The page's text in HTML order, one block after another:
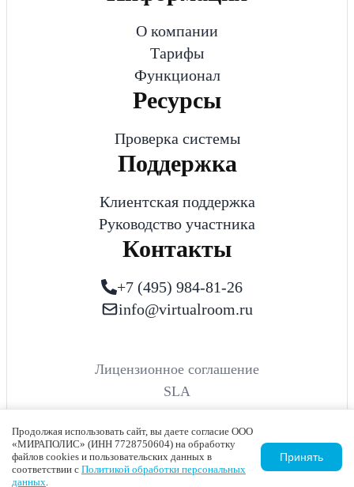
О компании
Тарифы
Функционал
Ресурсы
Проверка системы
Поддержка
Клиентская поддержка
Руководство участника
Контакты
+7 (495) 984-81-26
info@virtualroom.ru
Virtual Room 2010-2023
Лицензионное соглашение
SLA
Конфиденциальность
Продолжая использовать сайт, вы даете согласие ООО
«МИРАПОЛИС» (ИНН 7728750604) на обработку
файлов cookies и пользовательских данных в
соответствии с Политикой обработки персональных
данных.
Принять